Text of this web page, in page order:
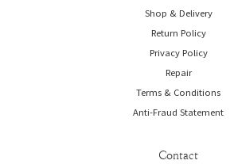
Shop & Delivery
Return Policy
Privacy Policy
Repair
Terms & Conditions
Anti-Fraud Statement
Contact